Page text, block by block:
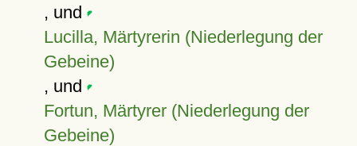
, und
Lucilla, Märtyrerin (Niederlegung der
Gebeine)
, und
Fortun, Märtyrer (Niederlegung der
Gebeine)